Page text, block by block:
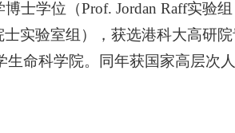
士学位（Prof. Jordan Raff实验
实验室组），获选港科大高研
命科学院。同年获国家高层次人